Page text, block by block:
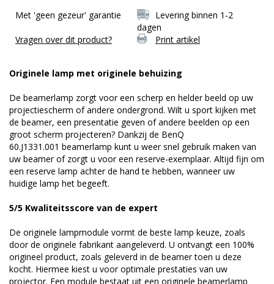
Met 'geen gezeur' garantie
Levering binnen 1-2
dagen
Vragen over dit product?
Print artikel
Originele lamp met originele behuizing
De beamerlamp zorgt voor een scherp en helder beeld op uw
projectiescherm of andere ondergrond. Wilt u sport kijken met
de beamer, een presentatie geven of andere beelden op een
groot scherm projecteren? Dankzij de BenQ
60.J1331.001 beamerlamp kunt u weer snel gebruik maken van
uw beamer of zorgt u voor een reserve-exemplaar. Altijd fijn om
een reserve lamp achter de hand te hebben, wanneer uw
huidige lamp het begeeft.
5/5 Kwaliteitsscore van de expert
De originele lampmodule vormt de beste lamp keuze, zoals
door de originele fabrikant aangeleverd. U ontvangt een 100%
origineel product, zoals geleverd in de beamer toen u deze
kocht. Hiermee kiest u voor optimale prestaties van uw
projector. Een module bestaat uit een originele beamerlamp